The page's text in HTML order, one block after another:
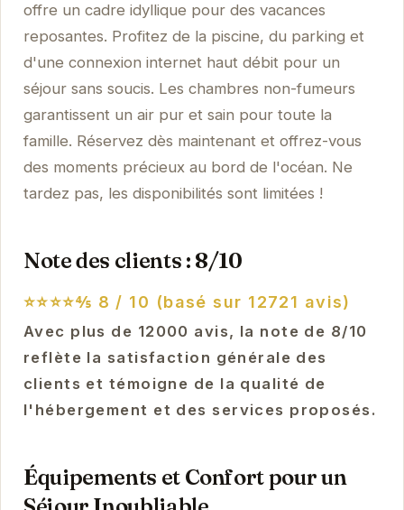
offre un cadre idyllique pour des vacances
reposantes. Profitez de la piscine, du parking et
d'une connexion internet haut débit pour un
séjour sans soucis. Les chambres non-fumeurs
garantissent un air pur et sain pour toute la
famille. Réservez dès maintenant et offrez-vous
des moments précieux au bord de l'océan. Ne
tardez pas, les disponibilités sont limitées !
Note des clients : 8/10
⭐⭐⭐⭐⅘ 8 / 10 (basé sur 12721 avis)
Avec plus de 12000 avis, la note de 8/10
reflète la satisfaction générale des
clients et témoigne de la qualité de
l'hébergement et des services proposés.
Équipements et Confort pour un